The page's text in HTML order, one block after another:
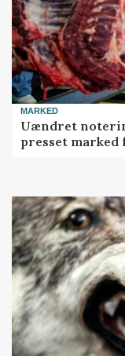
MARKED
Uændret
presset marked